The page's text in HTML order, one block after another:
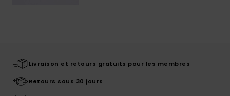
Livraison et retours gratuits pour les membres
Retours sous 30 jours